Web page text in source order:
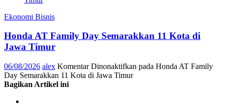
Ekonomi Bisnis
Honda AT Family Day Semarakkan 11 Kota di
Jawa Timur
06/08/2026 alex Komentar Dinonaktifkan pada Honda AT Family
Day Semarakkan 11 Kota di Jawa Timur
Bagikan Artikel ini